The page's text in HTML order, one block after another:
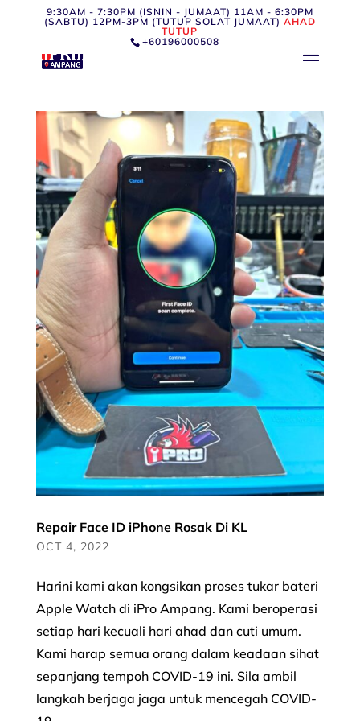
9:30AM - 7:30PM (ISNIN - JUMAAT) 11AM - 6:30PM
(SABTU) 12PM-3PM (TUTUP SOLAT JUMAAT) AHAD
TUTUP
+60196000508
Repair Face ID iPhone Rosak Di KL
OCT 4, 2022
Harini kami akan kongsikan proses tukar bateri
Apple Watch di iPro Ampang. Kami beroperasi
setiap hari kecuali hari ahad dan cuti umum.
Kami harap semua orang dalam keadaan sihat
sepanjang tempoh COVID-19 ini. Sila ambil
langkah berjaga jaga untuk mencegah COVID-